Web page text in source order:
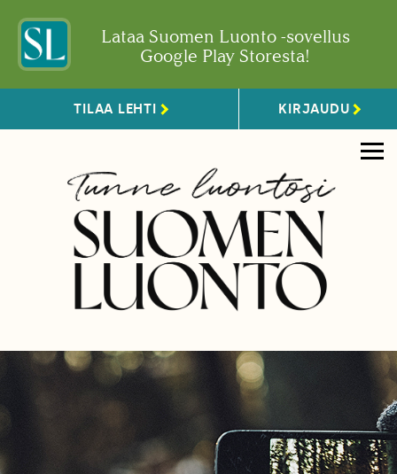
Lataa Suomen Luonto -sovellus
Google Play Storesta!
TILAA LEHTI KIRJAUDU